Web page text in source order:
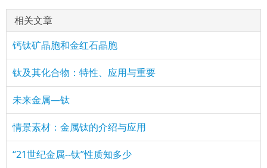
相关文章
钙钛矿晶胞和金红石晶胞
钛及其化合物：特性、应用与重要
未来金属—钛
情景素材：金属钛的介绍与应用
“21世纪金属--钛”性质知多少